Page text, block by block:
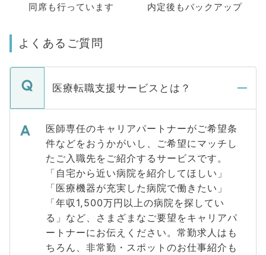
同席も行っています
内定後もバックアップ
よくあるご質問
医療転職支援サービスとは？
医師専任のキャリアパートナーがご希望条
件などをおうかがいし、ご希望にマッチし
たご入職先をご紹介するサービスです。
「自宅から近い病院を紹介してほしい」
「医療機器が充実した病院で働きたい」
「年収1,500万円以上の病院を探してい
る」など、さまざまなご要望をキャリアパ
ートナーにお伝えください。常勤求人はも
ちろん、非常勤・スポットのお仕事紹介も